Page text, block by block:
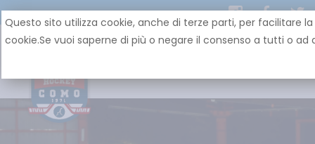
Questo sito utilizza cookie, anche di terze parti, per facilitare
cookie.Se vuoi saperne di più o negare il consenso a tutti o ad